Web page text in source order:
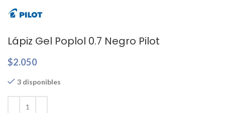
Lápiz Gel Poplol 0.7 Negro Pilot
$2.050
3 disponibles